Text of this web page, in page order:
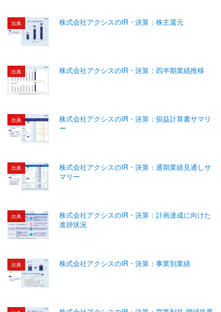
出典 株式会社アクシスのIR・決算：株主還元
出典 株式会社アクシスのIR・決算：四半期業績推移
出典
株式会社アクシスのIR・決算：損益計算書サマリ
ー
出典
株式会社アクシスのIR・決算：通期業績見通しサ
マリー
出典
株式会社アクシスのIR・決算：計画達成に向けた
進捗状況
出典 株式会社アクシスのIR・決算：事業別業績